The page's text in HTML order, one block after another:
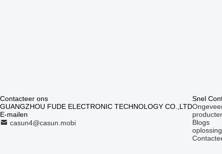
Contacteer ons
GUANGZHOU FUDE ELECTRONIC TECHNOLOGY CO.,LTD
E-mailen
casun4@casun.mobi
Snel
Blogs